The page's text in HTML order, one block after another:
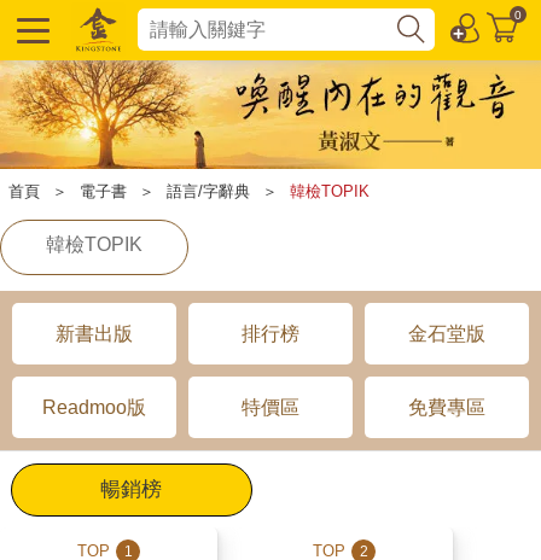
0
首頁 ＞ 電子書 ＞ 語言/字辭典 ＞ 韓檢TOPIK
韓檢TOPIK
新書出版 排行榜 金石堂版
Readmoo版 特價區 免費專區
暢銷榜
TOP 1 TOP 2